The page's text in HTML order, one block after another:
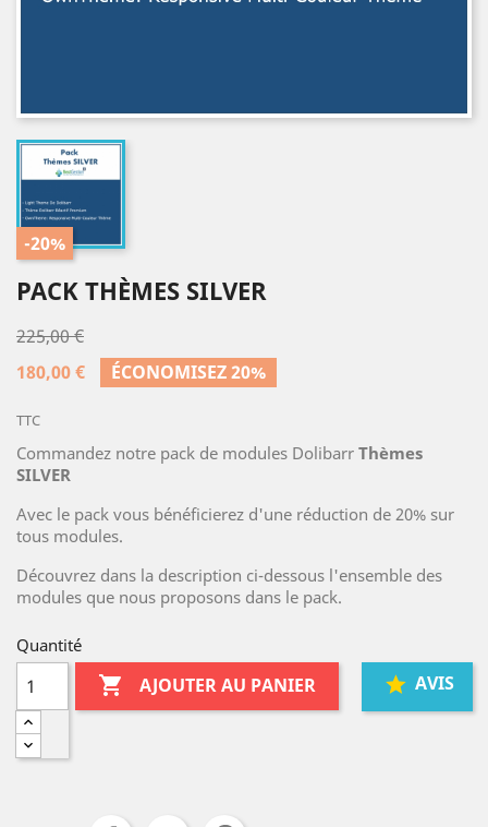
-20%
PACK THÈMES SILVER
225,00 €
180,00 €
ÉCONOMISEZ 20%
TTC
Commandez notre pack de modules Dolibarr Thèmes
SILVER
Avec le pack vous bénéficierez d'une réduction de 20% sur
tous modules.
Découvrez dans la description ci-dessous l'ensemble des
modules que nous proposons dans le pack.
Quantité
 AJOUTER AU PANIER AVIS